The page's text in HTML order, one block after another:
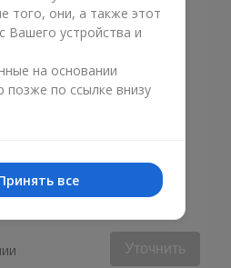
Уточнить
того, они, а также этот
Вашего устройства и
на основании
по ссылке внизу
все